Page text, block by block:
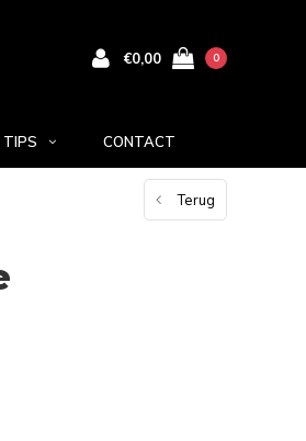
€0,00 0
TIPS CONTACT
Terug